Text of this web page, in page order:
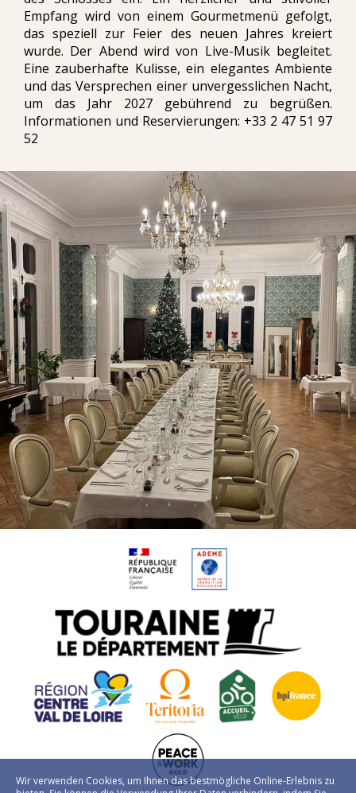
Empfang wird von einem Gourmetmenü gefolgt,
das speziell zur Feier des neuen Jahres kreiert
wurde. Der Abend wird von Live-Musik begleitet.
Eine zauberhafte Kulisse, ein elegantes Ambiente
und das Versprechen einer unvergesslichen Nacht,
um das Jahr 2027 gebührend zu begrüßen.
Informationen und Reservierungen: +33 2 47 51 97
52
Wir verwenden Cookies, um Ihnen das bestmögliche Online-Erlebnis zu